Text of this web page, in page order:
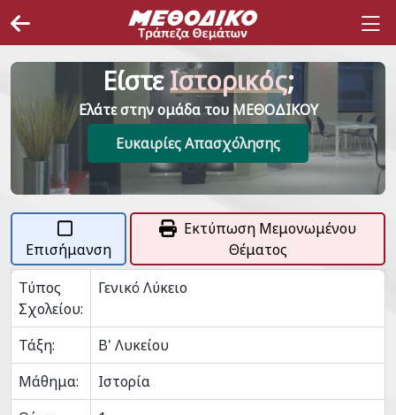
ΕίστεΙστορικός;
Ελάτε στην ομάδα του ΜΕΘΟΔΙΚΟΥ
Ευκαιρίες Απασχόλησης
Επισήμανση
Εκτύπωση Μεμονωμένου
Θέματος
Τύπος
Σχολείου:
Γενικό Λύκειο
Τάξη:
Β' Λυκείου
Μάθημα:
Ιστορία